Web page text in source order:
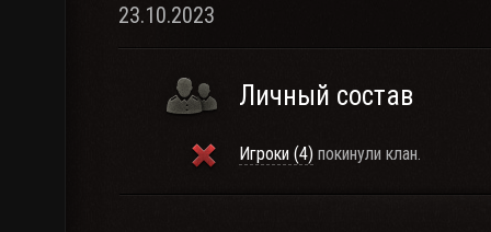
23.10.2023
Личный состав
Игроки (4) покинули клан.